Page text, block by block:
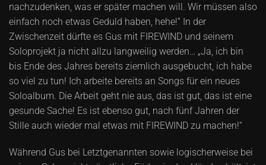
nachzudenken, was er später machen will. Wir müssen also
einfach noch etwas Geduld haben, hehe!” In der
Zwischenzeit dürfte es Gus mit FIREWIND und seinem
Soloprojekt ja nicht allzu langweilig werden… „Ja, ich bin
bis Ende des Jahres bereits ziemlich ausgebucht, ich habe
so viel zu tun! Ich arbeite bereits an Songs für ein neues
Soloalbum. Die Arbeit geht nie aus, das ist gut, das ist eine
gesunde Sache! Es ist ebenso gut, nach fünf Jahren der
Stille auch wieder mal etwas mit FIREWIND zu machen!“
Während Gus bei Letztgenannten sowie logischerweise bei